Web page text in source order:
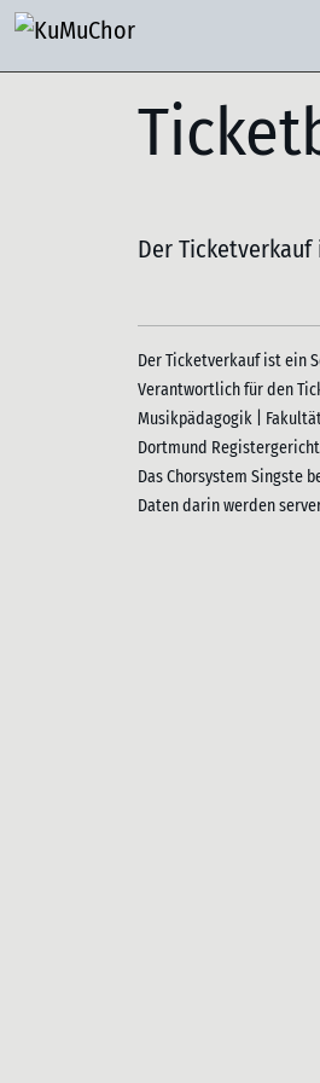
Der
Der Ticketverkauf ist ein
Verantwortlich für den
Musikpädagogik |
Dortmund
Das Chorsystem Singste
Daten darin werden